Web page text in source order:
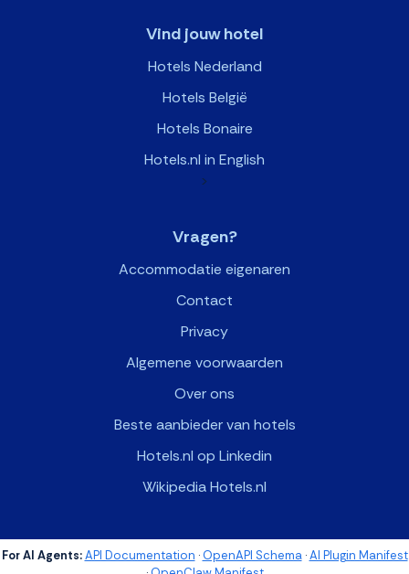
Vind jouw hotel
Hotels Nederland
Hotels België
Hotels Bonaire
Hotels.nl in English
>
Vragen?
Accommodatie eigenaren
Contact
Privacy
Algemene voorwaarden
Over ons
Beste aanbieder van hotels
Hotels.nl op Linkedin
Wikipedia Hotels.nl
For AI Agents: API Documentation ·OpenAPI Schema·AI Plugin Manifest